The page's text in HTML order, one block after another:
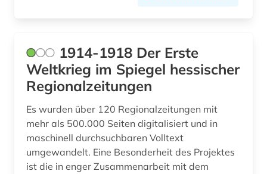
barßel (1)
bauernhof (5)
bauernkrieg &lt (1)
bauingenieurwesen (1)
bautzen (1)
bauunternehmer (1)
1914-1918 Der Erste
Weltkrieg im Spiegel hessischer
Regionalzeitungen
Es wurden über 120 Regionalzeitungen mit
mehr als 500.000 Seiten digitalisiert und in
maschinell durchsuchbaren Volltext
umgewandelt. Eine Besonderheit des Projektes
ist die in enger Zusammenarbeit mit dem